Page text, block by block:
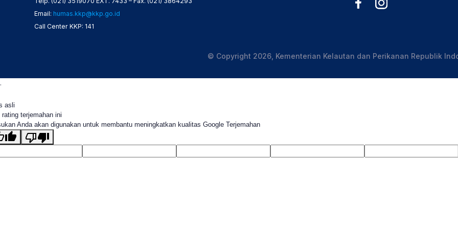
Email: humas.kkp@kkp.go.id
Call Center KKP: 141
© Copyright 2026, Kementerian Kelautan dan Perikanan Republik
.
asli
rating terjemahan ini
Anda akan digunakan untuk membantu meningkatkan kualitas Google Terjemahan